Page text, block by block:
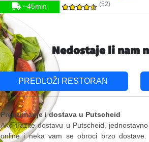
~45min (52)
Nedostaje li nam
PREDLOŽI RESTORAN
Preuzimanje i dostava u Putscheid
Ako tražite dostavu u Putscheid,
online i neka vam se obroci brzo dostave.